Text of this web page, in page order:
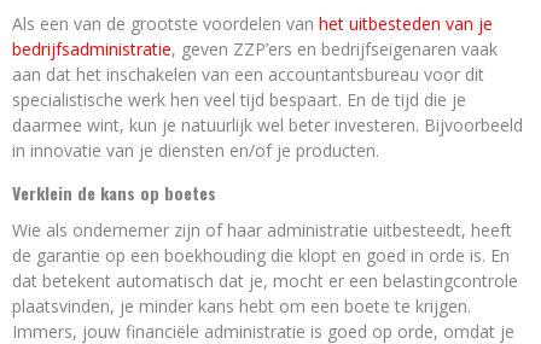
Als een van de grootste voordelen van het uitbesteden van je
bedrijfsadministratie, geven ZZP’ers en bedrijfseigenaren vaak
aan dat het inschakelen van een accountantsbureau voor dit
specialistische werk hen veel tijd bespaart. En de tijd die je
daarmee wint, kun je natuurlijk wel beter investeren. Bijvoorbeeld
in innovatie van je diensten en/of je producten.
Verklein de kans op boetes
Wie als ondernemer zijn of haar administratie uitbesteedt, heeft
de garantie op een boekhouding die klopt en goed in orde is. En
dat betekent automatisch dat je, mocht er een belastingcontrole
plaatsvinden, je minder kans hebt om een boete te krijgen.
Immers, jouw financiële administratie is goed op orde, omdat je